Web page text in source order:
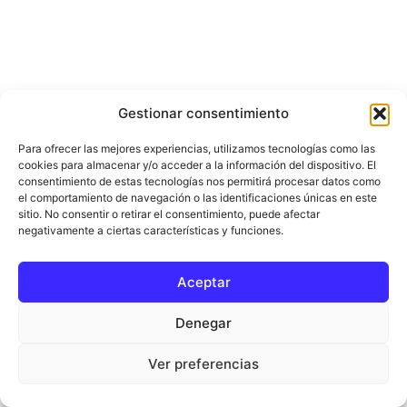
Gestionar consentimiento
Para ofrecer las mejores experiencias, utilizamos tecnologías como las
cookies para almacenar y/o acceder a la información del dispositivo. El
consentimiento de estas tecnologías nos permitirá procesar datos como
el comportamiento de navegación o las identificaciones únicas en este
sitio. No consentir o retirar el consentimiento, puede afectar
negativamente a ciertas características y funciones.
Aceptar
Denegar
Ver preferencias
Recent Posts
Most Popular
Interrumpida la línea C-2 entre Cártama y
Álora tras una incidencia en la
Redacción - agosto 8, 2026